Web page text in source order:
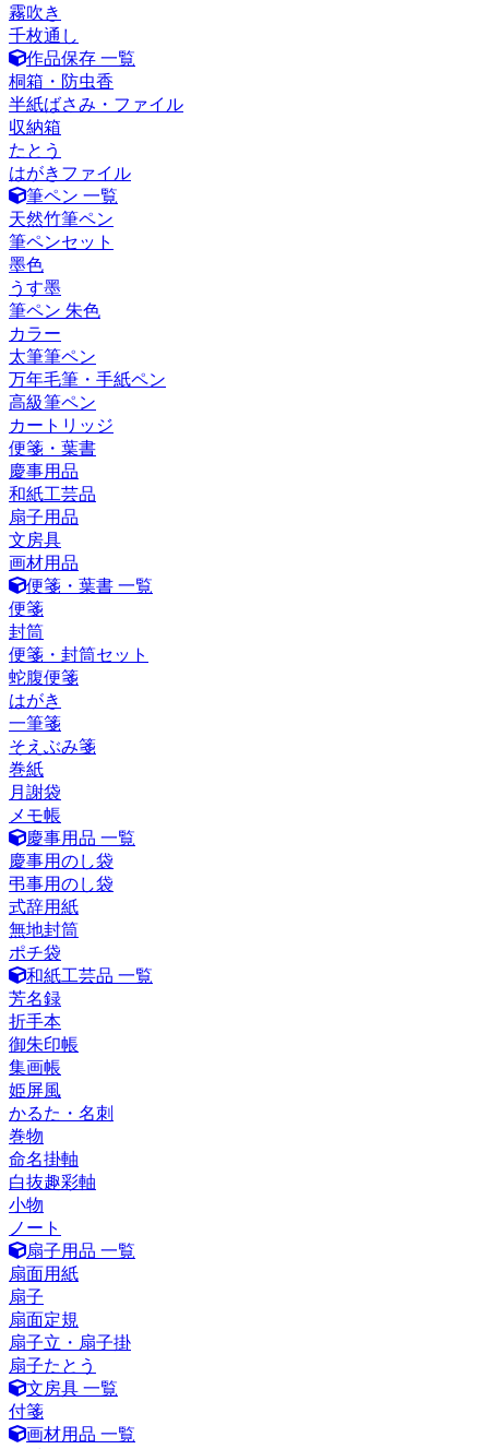
霧吹き
千枚通し
作品保存 一覧
桐箱・防虫香
半紙ばさみ・ファイル
収納箱
たとう
はがきファイル
筆ペン 一覧
天然竹筆ペン
筆ペンセット
墨色
うす墨
筆ペン 朱色
カラー
太筆筆ペン
万年毛筆・手紙ペン
高級筆ペン
カートリッジ
便箋・葉書
慶事用品
和紙工芸品
扇子用品
文房具
画材用品
便箋・葉書 一覧
便箋
封筒
便箋・封筒セット
蛇腹便箋
はがき
一筆箋
そえぶみ箋
巻紙
月謝袋
メモ帳
慶事用品 一覧
慶事用のし袋
弔事用のし袋
式辞用紙
無地封筒
ポチ袋
和紙工芸品 一覧
芳名録
折手本
御朱印帳
集画帳
姫屏風
かるた・名刺
巻物
命名掛軸
白抜趣彩軸
小物
ノート
扇子用品 一覧
扇面用紙
扇子
扇面定規
扇子立・扇子掛
扇子たとう
文房具 一覧
付箋
画材用品 一覧